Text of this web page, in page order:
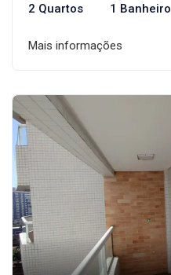
2 Quartos 1 Banheiro
Mais informações